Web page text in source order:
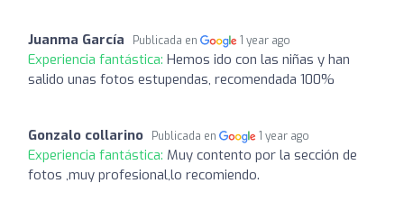
Juanma García Publicada en 1 year ago
Experiencia fantástica: Hemos ido con las niñas y han
salido unas fotos estupendas, recomendada 100%
Gonzalo collarino Publicada en 1 year ago
Experiencia fantástica: Muy contento por la sección de
fotos ,muy profesional,lo recomiendo.